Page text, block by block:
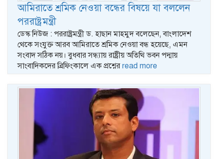
আমিরাতে শ্রমিক নেওয়া বন্ধের বিষয়ে যা বললেন
পররাষ্ট্রমন্ত্রী
ডেস্ক নিউজ : পররাষ্ট্রমন্ত্রী ড. হাছান মাহমুদ বলেছেন, বাংলাদেশ
থেকে সংযুক্ত আরব আমিরাতে শ্রমিক নেওয়া বন্ধ হয়েছে, এমন
সংবাদ সঠিক নয়। বুধবার সন্ধ্যায় রাষ্ট্রীয় অতিথি ভবন পদ্মায়
সাংবাদিকদের ব্রিফিংকালে এক প্রশ্নের read more